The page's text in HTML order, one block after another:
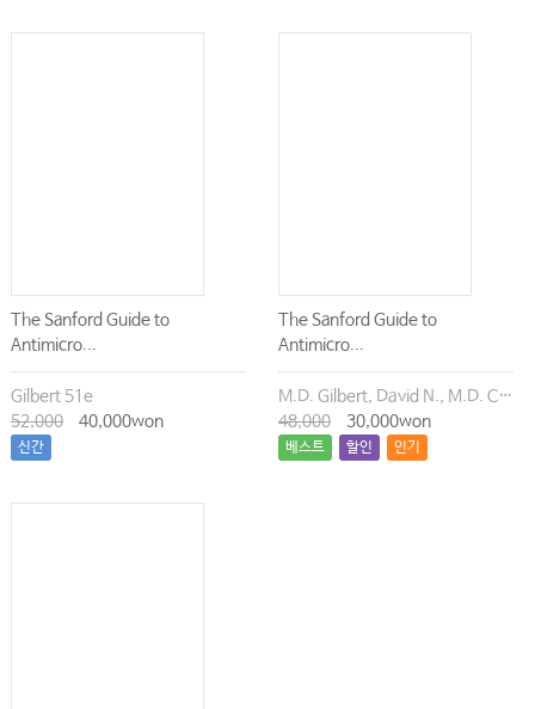
The Sanford Guide to
Antimicro...
Gilbert 51e
52,000
40,000won
신간
The Sanford Guide to
Antimicro...
M.D. Gilbert, David N., M.D. Chambers, Henry F., M.D. Eliopoulos, George M., M.D. Saag, Michael S., M.D. Pavia, Andrew T.
48,000
30,000won
베스트 할인 인기